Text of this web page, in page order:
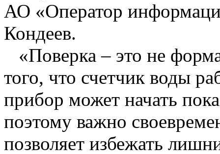
АО «Оператор
Кондеев.
«Поверка – это не
того, что счетчик воды
прибор может начать
поэтому важно
позволяет избежать